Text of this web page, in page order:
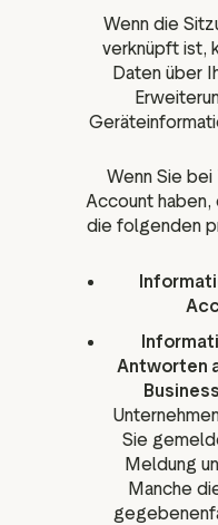
Wenn die
verknüpft ist,
Daten über
Wenn Sie
Account
die folgenden
Antworten
Sie
Meldung
Manche